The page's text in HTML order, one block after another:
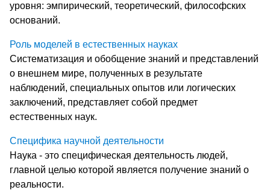
уровня: эмпирический, теоретический, философских
оснований.
Роль моделей в естественных науках
Систематизация и обобщение знаний и представлений
о внешнем мире, полученных в результате
наблюдений, специальных опытов или логических
заключений, представляет собой предмет
естественных наук.
Специфика научной деятельности
Наука - это специфическая деятельность людей,
главной целью которой является получение знаний о
реальности.